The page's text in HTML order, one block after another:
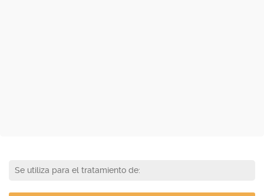
Se utiliza para el tratamiento de: